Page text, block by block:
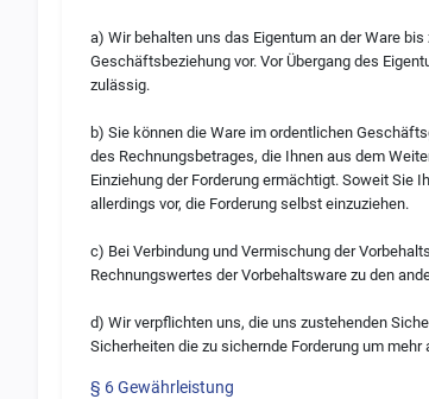
a) Wir behalten uns das Eigentum an der Ware
Geschäftsbeziehung vor. Vor Übergang des
zulässig.
b) Sie können die Ware im ordentlichen
des Rechnungsbetrages, die Ihnen aus dem
Einziehung der Forderung ermächtigt. Soweit
allerdings vor, die Forderung selbst einzuziehen.
c) Bei Verbindung und Vermischung der
Rechnungswertes der Vorbehaltsware zu den
d) Wir verpflichten uns, die uns zustehenden
Sicherheiten die zu sichernde Forderung um
§ 6 Gewährleistung